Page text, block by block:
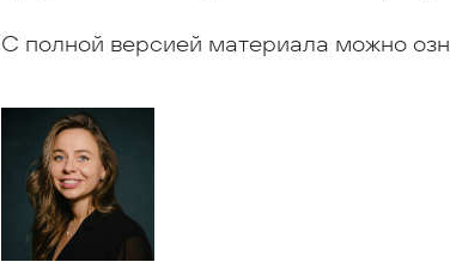
С полной версией материала можно